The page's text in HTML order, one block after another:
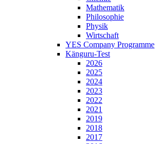
Mathematik
Philosophie
Physik
Wirtschaft
YES Company Programme
Känguru-Test
2026
2025
2024
2023
2022
2021
2019
2018
2017